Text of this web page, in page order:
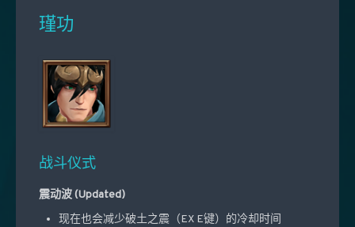
瑾功
战斗仪式
震动波 (Updated)
现在也会减少破土之震（EX E键）的冷却时间